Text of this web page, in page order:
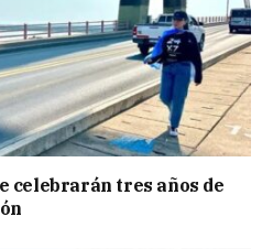
celebrarán tres años de